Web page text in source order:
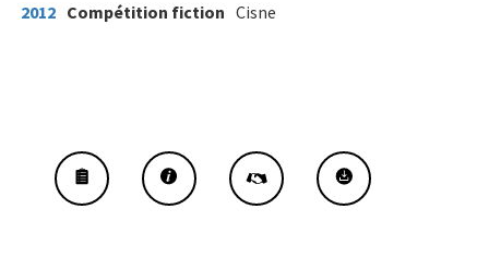
2012 Compétition fiction Cisne